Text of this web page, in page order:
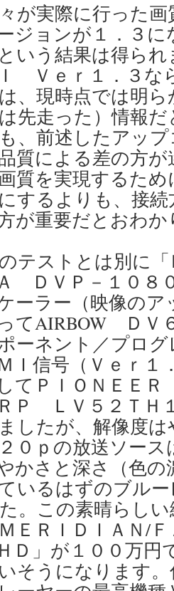
が実際に行った
ジョンが１．３
いう結果は得ら
Ｖｅｒ１．３な
、現時点では明
先走った）情報
、前述したアッ
質による差の方
質を実現するた
するよりも、接
が重要だとおわ
テストとは別に
ＤＶＰ－１０８
ーラー（映像の
てAIRBOW ＤＶ
ーネント／プロ
Ｉ信号（Ｖｅｒ１
てＰＩＯＮＥＥ
Ｐ ＬＶ５２ＴＨ
したが、解像度
０ｐの放送ソー
かさと深さ（色の
いるはずのブル
。この素晴らし
ＥＲＩＤＩＡＮ/
Ｄ」が１００万
そうになります